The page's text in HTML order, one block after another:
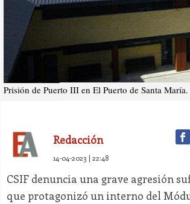
Prisión de Puerto III en El Puerto de Santa
Redacción
14-04-2023 | 22:48
CSIF denuncia una grave agresión
que protagonizó un interno del